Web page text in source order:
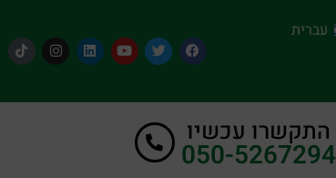
עברית
התקשרו עכשיו
050-5267294